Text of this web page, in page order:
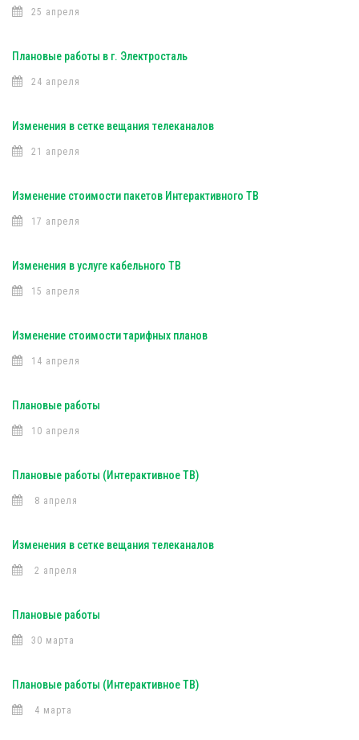
25 апреля
Плановые работы в г. Электросталь
24 апреля
Изменения в сетке вещания телеканалов
21 апреля
Изменение стоимости пакетов Интерактивного ТВ
17 апреля
Изменения в услуге кабельного ТВ
15 апреля
Изменение стоимости тарифных планов
14 апреля
Плановые работы
10 апреля
Плановые работы (Интерактивное ТВ)
8 апреля
Изменения в сетке вещания телеканалов
2 апреля
Плановые работы
30 марта
Плановые работы (Интерактивное ТВ)
4 марта